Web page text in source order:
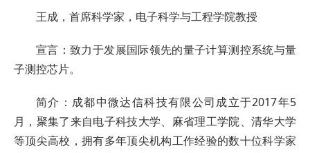
王成，首席科学家，电子科学与工程学院教授
宣言：致力于发展国际领先的量子计算测控系统与量
子测控芯片。
简介：成都中微达信科技有限公司成立于2017年5
月，聚集了来自电子科技大学、麻省理工学院、清华大学
等顶尖高校，拥有多年顶尖机构工作经验的数十位科学家